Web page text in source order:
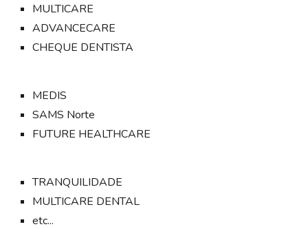
MULTICARE
ADVANCECARE
CHEQUE DENTISTA
MEDIS
SAMS Norte
FUTURE HEALTHCARE
TRANQUILIDADE
MULTICARE DENTAL
etc...